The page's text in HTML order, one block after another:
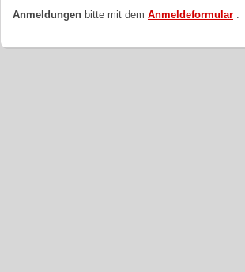
Anmeldungen bitte mit dem Anmeldeformular